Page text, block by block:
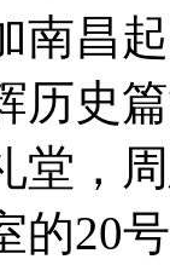
南昌
历史
堂，
的20